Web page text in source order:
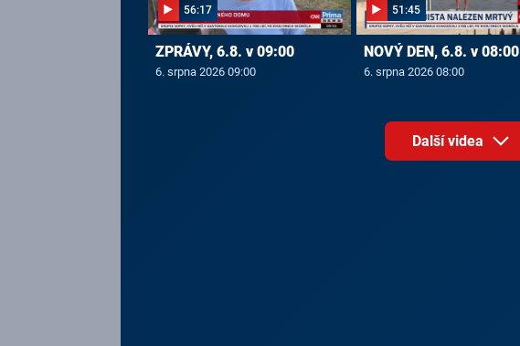
56:17
ZPRÁVY, 6.8. v 09:00
6. srpna 2026 09:00
51:45
NOVÝ DEN, 6.8. v 08:00
6. srpna 2026 08:00
Další videa